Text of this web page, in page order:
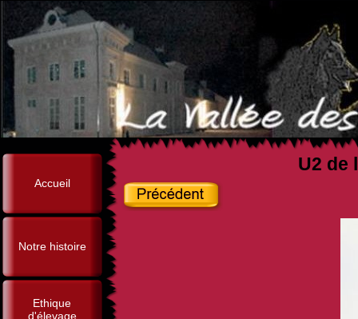
Accueil
Notre histoire
Ethique
d'élevage
U2 de